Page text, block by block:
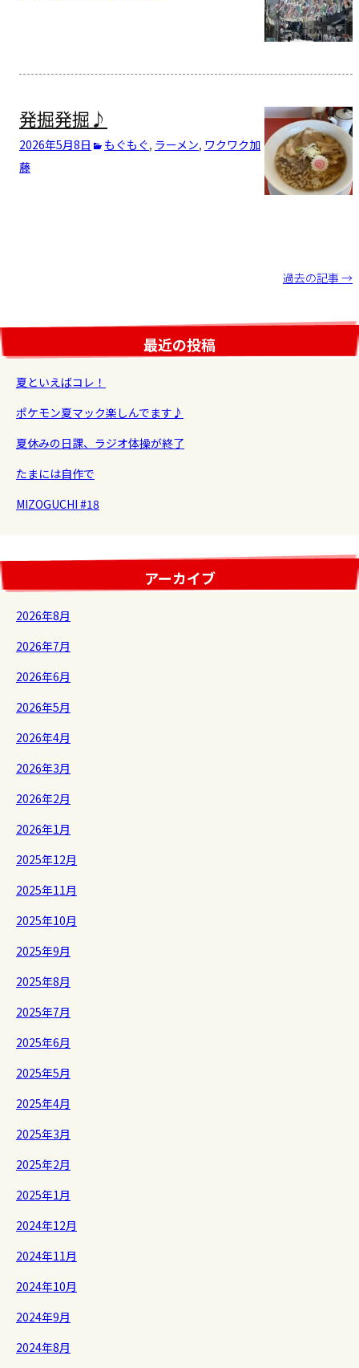
発掘発掘♪
2026年5月8日 もぐもぐ, ラーメン, ワクワク加
藤
ー
過去の記事 →
最近の投稿
夏といえばコレ！
ポケモン夏マック楽しんでます♪
夏休みの日課、ラジオ体操が終了
たまには自作で
MIZOGUCHI #18
アーカイブ
2026年8月
2026年7月
2026年6月
2026年5月
2026年4月
2026年3月
2026年2月
2026年1月
2025年12月
2025年11月
2025年10月
2025年9月
2025年8月
2025年7月
2025年6月
2025年5月
2025年4月
2025年3月
2025年2月
2025年1月
2024年12月
2024年11月
2024年10月
2024年9月
2024年8月